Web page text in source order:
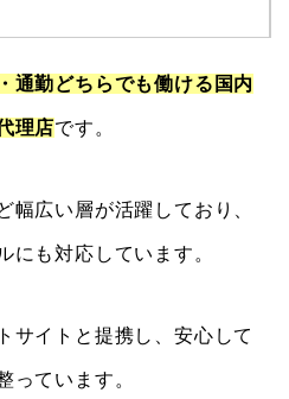
通勤どちらでも働ける国内
理店です。
幅広い層が活躍しており、
にも対応しています。
サイトと提携し、安心して
っています。